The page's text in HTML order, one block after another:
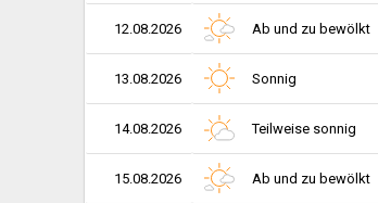
12.08.2026 Ab und zu bewölkt
13.08.2026 Sonnig
14.08.2026 Teilweise sonnig
15.08.2026 Ab und zu bewölkt